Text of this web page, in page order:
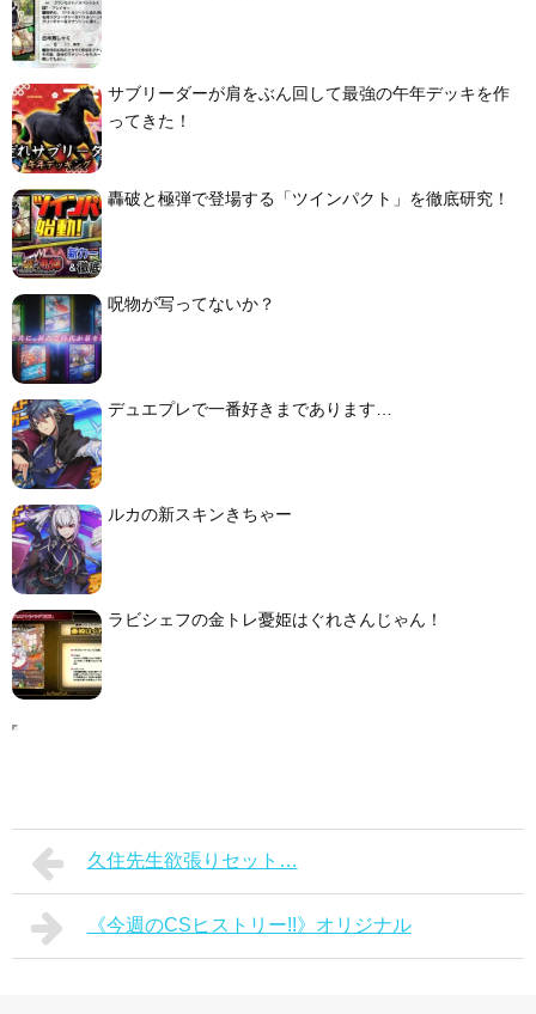
サブリーダーが肩をぶん回して最強の午年デッキを作
ってきた！
轟破と極弾で登場する「ツインパクト」を徹底研究！
呪物が写ってないか？
デュエプレで一番好きまであります…
ルカの新スキンきちゃー
ラビシェフの金トレ憂姫はぐれさんじゃん！
久住先生欲張りセット…
《今週のCSヒストリー!!》オリジナル